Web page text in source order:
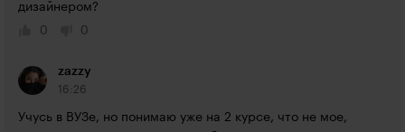
дизайнером?
0
0
zazzy
16:26
Учусь в ВУЗе, но понимаю уже на 2 курсе, что не мое,